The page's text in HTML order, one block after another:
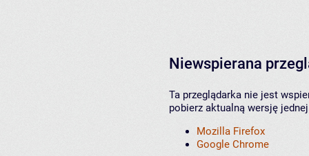
Niewspierana
Ta przeglądarka nie jest
pobierz aktualną wersję
Mozilla Firefox
Google Chrome